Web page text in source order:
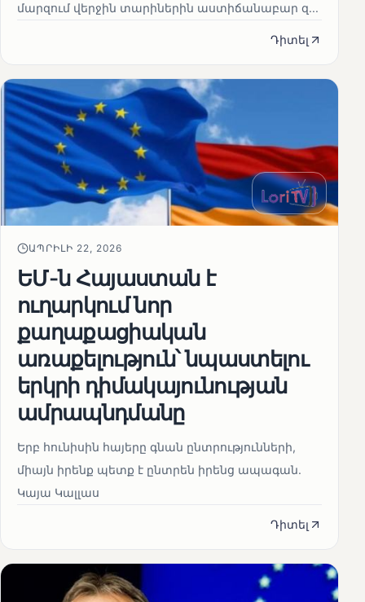
մարզում վերջին տարիներին աստիճանաբար զ...
Դիտել
ԱՊՐԻԼԻ 22, 2026
ԵՄ-ն Հայաստան է
ուղարկում նոր
քաղաքացիական
առաքելություն՝ նպաստելու
երկրի դիմակայունության
ամրապնդմանը
Երբ հունիսին հայերը գնան ընտրությունների,
միայն իրենք պետք է ընտրեն իրենց ապագան.
Կայա Կալլաս
Դիտել